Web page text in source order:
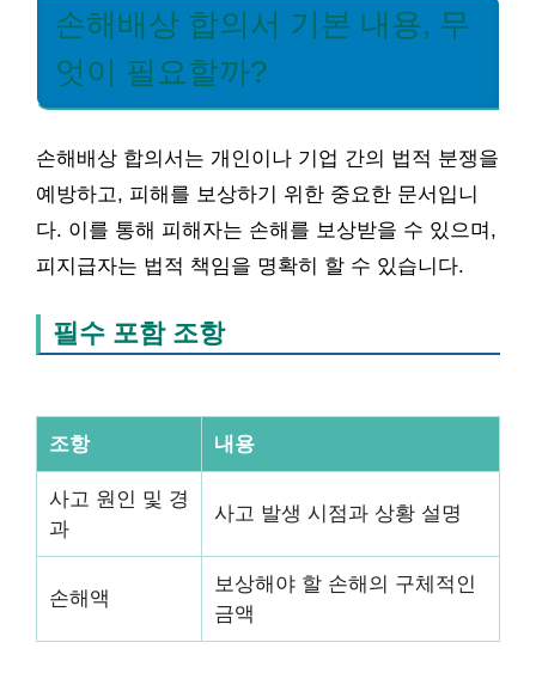
손해배상 합의서 기본 내용, 무
엇이 필요할까?
손해배상 합의서는 개인이나 기업 간의 법적 분쟁을
예방하고, 피해를 보상하기 위한 중요한 문서입니
다. 이를 통해 피해자는 손해를 보상받을 수 있으며,
피지급자는 법적 책임을 명확히 할 수 있습니다.
필수 포함 조항
조항 내용
사고 원인 및 경
과
사고 발생 시점과 상황 설명
손해액
보상해야 할 손해의 구체적인
금액